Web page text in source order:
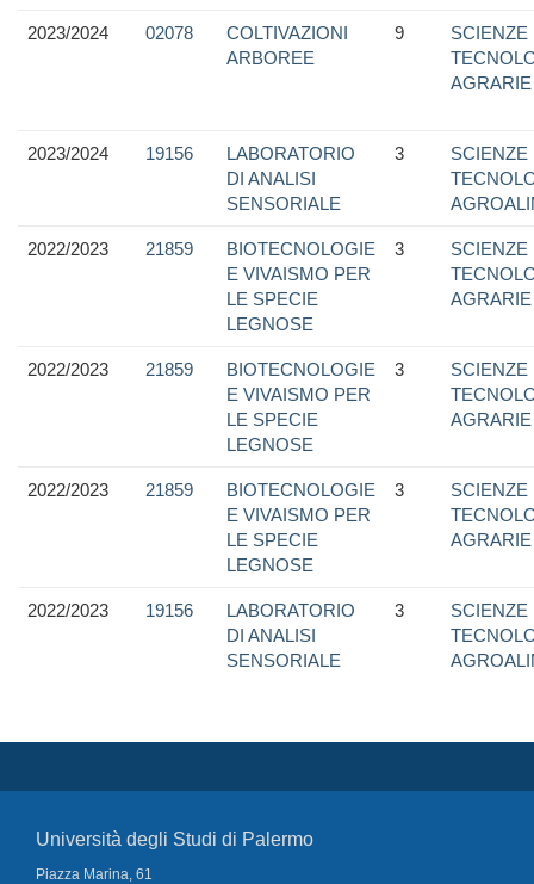
2023/2024 02078
COLTIVAZIONI
ARBOREE
9
SCIENZE
AGRARIE
2023/2024 19156
LABORATORIO
DI ANALISI
SENSORIALE
3
SCIENZE
2022/2023 21859
BIOTECNOLOGIE
E VIVAISMO PER
LE SPECIE
LEGNOSE
3
SCIENZE
AGRARIE
2022/2023 21859
BIOTECNOLOGIE
E VIVAISMO PER
LE SPECIE
LEGNOSE
3
SCIENZE
AGRARIE
2022/2023 21859
BIOTECNOLOGIE
E VIVAISMO PER
LE SPECIE
LEGNOSE
3
SCIENZE
AGRARIE
2022/2023 19156
LABORATORIO
DI ANALISI
SENSORIALE
3
SCIENZE
Università degli Studi di Palermo
Piazza Marina, 61